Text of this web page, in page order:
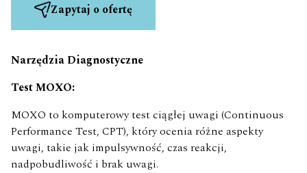
Zapytaj o ofertę
Narzędzia Diagnostyczne
Test MOXO:
MOXO to komputerowy test ciągłej uwagi (Continuous
Performance Test, CPT), który ocenia różne aspekty
uwagi, takie jak impulsywność, czas reakcji,
nadpobudliwość i brak uwagi.